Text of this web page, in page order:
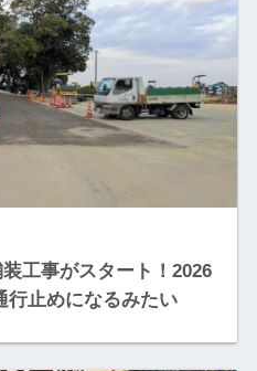
工事がスタート！2026
行止めになるみたい